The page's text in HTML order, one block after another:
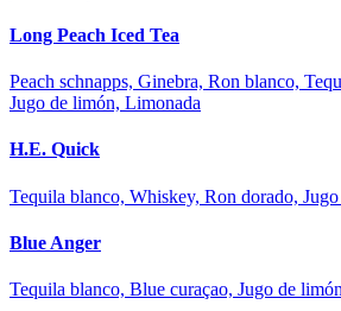
Long Peach Iced Tea
Peach schnapps, Ginebra, Ron blanco,
Jugo de limón, Limonada
H.E. Quick
Tequila blanco, Whiskey, Ron dorado,
Blue Anger
Tequila blanco, Blue curaçao, Jugo de limón